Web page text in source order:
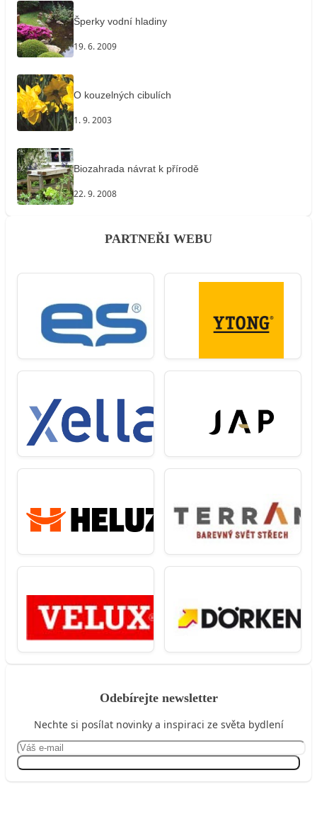
Šperky vodní hladiny
19. 6. 2009
O kouzelných cibulích
1. 9. 2003
Biozahrada návrat k přírodě
22. 9. 2008
PARTNEŘI WEBU
Odebírejte newsletter
Nechte si posílat novinky a inspiraci ze světa bydlení